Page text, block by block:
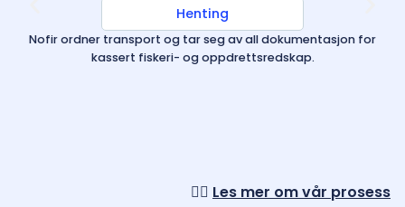
Henting
Nofir ordner transport og tar seg av all dokumentasjon for
kassert fiskeri- og oppdrettsredskap.
👉🏼 Les mer om vår prosess